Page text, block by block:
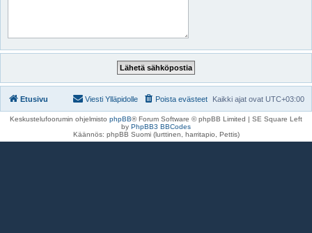
Etusivu Kaikki ajat ovat UTC+03:00
Poista evästeet
Viesti Ylläpidolle
Keskustelufoorumin ohjelmisto phpBB® Forum Software © phpBB Limited | SE Square Left
by PhpBB3 BBCodes
Käännös: phpBB Suomi (lurttinen, harritapio, Pettis)